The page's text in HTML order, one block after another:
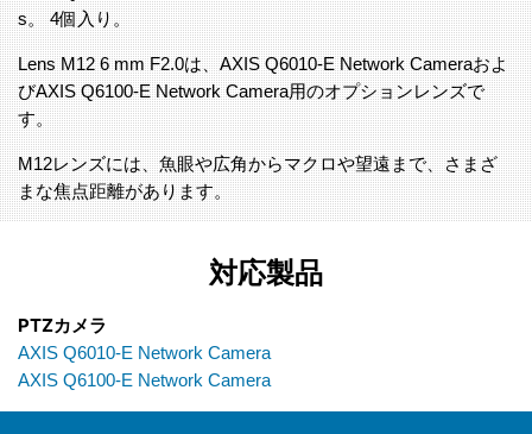
s。 4個入り。
Lens M12 6 mm F2.0は、AXIS Q6010-E Network Cameraおよ
びAXIS Q6100-E Network Camera用のオプションレンズで
す。
M12レンズには、魚眼や広角からマクロや望遠まで、さまざ
まな焦点距離があります。
対応製品
PTZカメラ
AXIS Q6010-E Network Camera
AXIS Q6100-E Network Camera